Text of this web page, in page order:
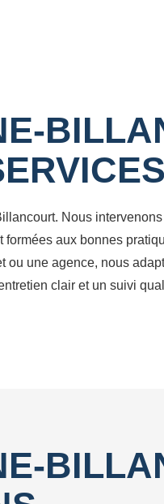
Nous
aux bonnes
une agence, nous
clair et un suivi